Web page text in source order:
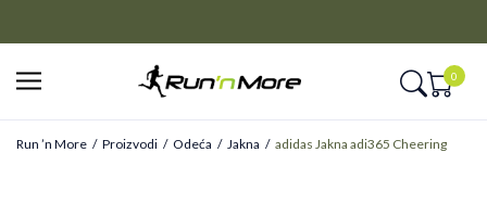
0
Run ’n More Proizvodi Odeća Jakna adidas Jakna adi365 Cheering